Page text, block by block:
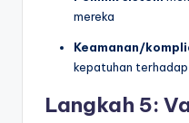
mereka
Keamanan/
kepatuhan
Langkah 5: